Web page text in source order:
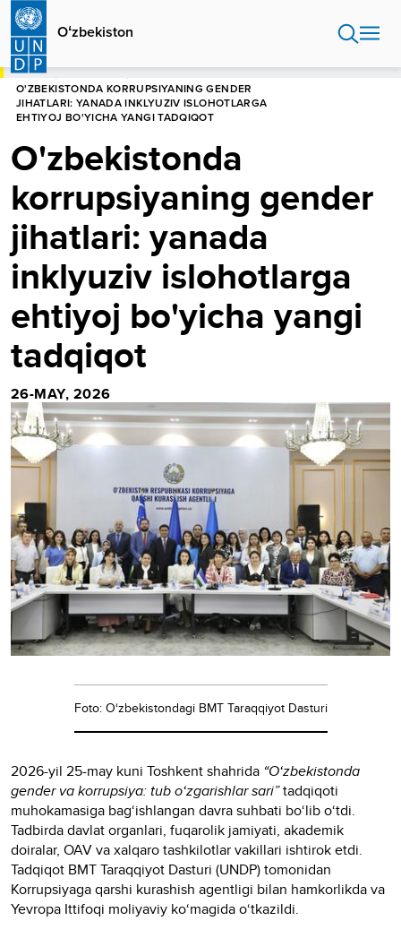
Skip
main
content
Oʻzbekiston
HOME
O'ZBEKISTONDA KORRUPSIYANING GENDER
JIHATLARI: YANADA INKLYUZIV ISLOHOTLARGA
EHTIYOJ BO'YICHA YANGI TADQIQOT
O'zbekistonda
korrupsiyaning gender
jihatlari: yanada
inklyuziv islohotlarga
ehtiyoj bo'yicha yangi
tadqiqot
26-MAY, 2026
Foto: O‘zbekistondagi BMT Taraqqiyot Dasturi
2026-yil 25-may kuni Toshkent shahrida “O‘zbekistonda
gender va korrupsiya: tub o‘zgarishlar sari”tadqiqoti
muhokamasiga bag‘ishlangan davra suhbati bo‘lib o‘tdi.
Tadbirda davlat organlari, fuqarolik jamiyati, akademik
doiralar, OAV va xalqaro tashkilotlar vakillari ishtirok etdi.
Tadqiqot BMT Taraqqiyot Dasturi (UNDP) tomonidan
Korrupsiyaga qarshi kurashish agentligi bilan hamkorlikda va
Yevropa Ittifoqi moliyaviy ko‘magida o‘tkazildi.